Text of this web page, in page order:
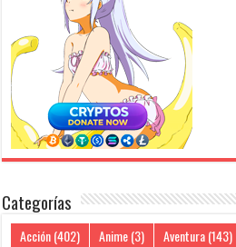
Categorías
Acción(402) Anime(3) Aventura(143)